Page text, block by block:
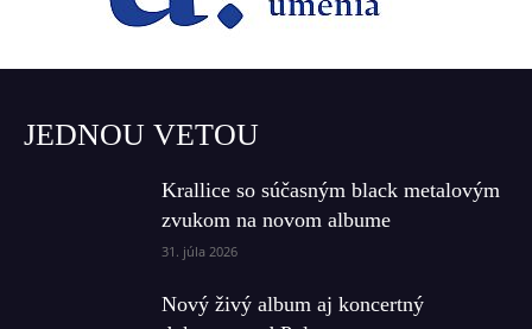
JEDNOU VETOU
Krallice so súčasným black metalovým
zvukom na novom albume
31. júla 2026
Nový živý album aj koncertný